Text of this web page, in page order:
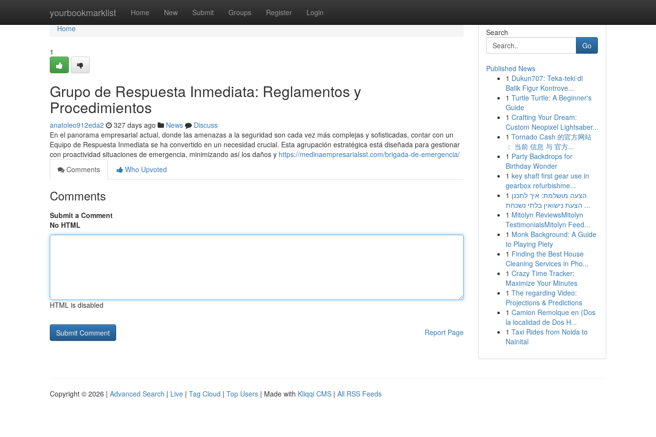
yourbookmarklist Home New Submit Groups Register Login
Home
Home
1
Grupo de Respuesta Inmediata: Reglamentos y
Procedimientos
anatoleo912eda2 327 days ago News
Discuss
En el panorama empresarial actual, donde las amenazas a la seguridad son cada vez más complejas y sofisticadas, contar con un
Equipo de Respuesta Inmediata se ha convertido en un necesidad crucial. Esta agrupación estratégica está diseñada para gestionar
con proactividad situaciones de emergencia, minimizando así los daños y https://medinaempresarialsst.com/brigada-de-emergencia/
Comments
Who Upvoted
Comments
Submit a Comment
No HTML
HTML is disabled
Report Page
Search
Go
Published News
1 Dukun707: Teka-teki di
Balik Figur Kontrove...
1 Turtle Turtle: A Beginner's
Guide
1 Crafting Your Dream:
Custom Neopixel Lightsaber...
1 Tornado Cash 的官方网站
： 当前 信息 与 官方...
1 Party Backdrops for
Birthday Wonder
1 key shaft first gear use in
gearbox refurbishme...
1 הצעה מושלמת: איך לתכנן
הצעת נישואין בלתי נשכחת ...
1 Mitolyn ReviewsMitolyn
TestimonialsMitolyn Feed...
1 Monk Background: A Guide
to Playing Piety
1 Finding the Best House
Cleaning Services in Pho...
1 Crazy Time Tracker:
Maximize Your Minutes
1 The regarding Video:
Projections & Predictions
1 Camion Remolque en {Dos
la localidad de Dos H...
1 Taxi Rides from Noida to
Nainital
Copyright © 2026 | Advanced Search | Live | Tag Cloud | Top Users | Made with Kliqqi CMS | All RSS Feeds